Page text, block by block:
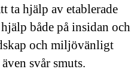
ta hjälp av etablerade
både på insidan och
och miljövänligt
svår smuts.